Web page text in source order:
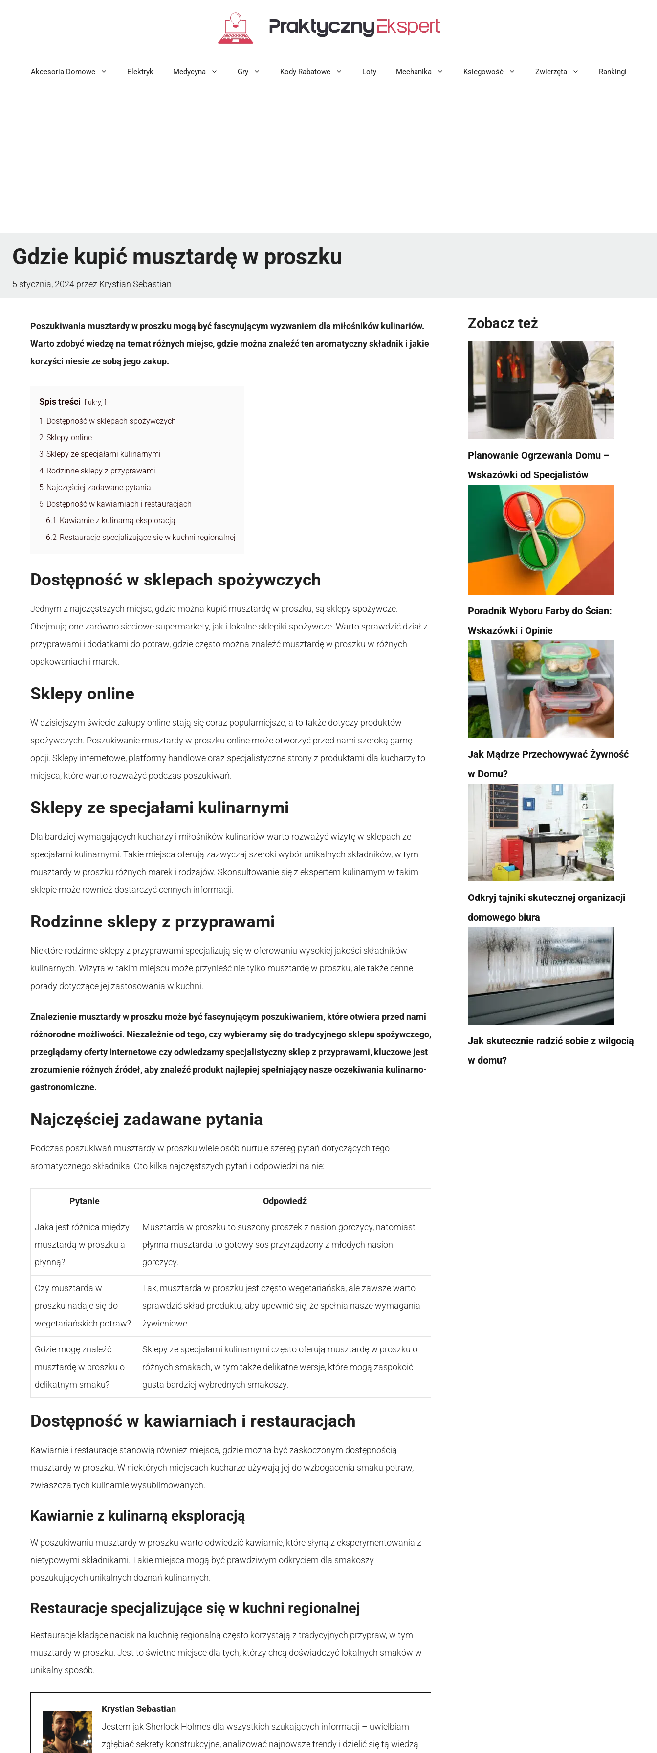
Akcesoria Domowe Elektryk Medycyna Gry Kody Rabatowe Loty Mechanika Ksiegowość Zwierzęta Rankingi
Gdzie kupić musztardę w proszku
5 stycznia, 2024 przez Krystian Sebastian
Poszukiwania musztardy w proszku mogą być fascynującym wyzwaniem dla miłośników kulinariów.
Warto zdobyć wiedzę na temat różnych miejsc, gdzie można znaleźć ten aromatyczny składnik i jakie
korzyści niesie ze sobą jego zakup.
Spis treści ukryj
1
Dostępność w sklepach spożywczych
2 Sklepy online
3 Sklepy ze specjałami kulinarnymi
4 Rodzinne sklepy z przyprawami
5 Najczęściej zadawane pytania
6 Dostępność w kawiarniach i restauracjach
6.1
Kawiarnie z kulinarną eksploracją
6.2 Restauracje specjalizujące się w kuchni regionalnej
Dostępność w sklepach spożywczych
Jednym z najczęstszych miejsc, gdzie można kupić musztardę w proszku, są sklepy spożywcze.
Obejmują one zarówno sieciowe supermarkety, jak i lokalne sklepiki spożywcze. Warto sprawdzić dział z
przyprawami i dodatkami do potraw, gdzie często można znaleźć musztardę w proszku w różnych
opakowaniach i marek.
Sklepy online
W dzisiejszym świecie zakupy online stają się coraz popularniejsze, a to także dotyczy produktów
spożywczych. Poszukiwanie musztardy w proszku online może otworzyć przed nami szeroką gamę
opcji. Sklepy internetowe, platformy handlowe oraz specjalistyczne strony z produktami dla kucharzy to
miejsca, które warto rozważyć podczas poszukiwań.
Sklepy ze specjałami kulinarnymi
Dla bardziej wymagających kucharzy i miłośników kulinariów warto rozważyć wizytę w sklepach ze
specjałami kulinarnymi. Takie miejsca oferują zazwyczaj szeroki wybór unikalnych składników, w tym
musztardy w proszku różnych marek i rodzajów. Skonsultowanie się z ekspertem kulinarnym w takim
sklepie może również dostarczyć cennych informacji.
Rodzinne sklepy z przyprawami
Niektóre rodzinne sklepy z przyprawami specjalizują się w oferowaniu wysokiej jakości składników
kulinarnych. Wizyta w takim miejscu może przynieść nie tylko musztardę w proszku, ale także cenne
porady dotyczące jej zastosowania w kuchni.
Znalezienie musztardy w proszku może być fascynującym poszukiwaniem, które otwiera przed nami
różnorodne możliwości. Niezależnie od tego, czy wybieramy się do tradycyjnego sklepu spożywczego,
przeglądamy oferty internetowe czy odwiedzamy specjalistyczny sklep z przyprawami, kluczowe jest
zrozumienie różnych źródeł, aby znaleźć produkt najlepiej spełniający nasze oczekiwania kulinarno-
gastronomiczne.
Najczęściej zadawane pytania
Podczas poszukiwań musztardy w proszku wiele osób nurtuje szereg pytań dotyczących tego
aromatycznego składnika. Oto kilka najczęstszych pytań i odpowiedzi na nie:
Pytanie Odpowiedź
Jaka jest różnica między
musztardą w proszku a
płynną?
Musztarda w proszku to suszony proszek z nasion gorczycy, natomiast
płynna musztarda to gotowy sos przyrządzony z młodych nasion
gorczycy.
Czy musztarda w
proszku nadaje się do
wegetariańskich potraw?
Tak, musztarda w proszku jest często wegetariańska, ale zawsze warto
sprawdzić skład produktu, aby upewnić się, że spełnia nasze wymagania
żywieniowe.
Gdzie mogę znaleźć
musztardę w proszku o
delikatnym smaku?
Sklepy ze specjałami kulinarnymi często oferują musztardę w proszku o
różnych smakach, w tym także delikatne wersje, które mogą zaspokoić
gusta bardziej wybrednych smakoszy.
Dostępność w kawiarniach i restauracjach
Kawiarnie i restauracje stanowią również miejsca, gdzie można być zaskoczonym dostępnością
musztardy w proszku. W niektórych miejscach kucharze używają jej do wzbogacenia smaku potraw,
zwłaszcza tych kulinarnie wysublimowanych.
Kawiarnie z kulinarną eksploracją
W poszukiwaniu musztardy w proszku warto odwiedzić kawiarnie, które słyną z eksperymentowania z
nietypowymi składnikami. Takie miejsca mogą być prawdziwym odkryciem dla smakoszy
poszukujących unikalnych doznań kulinarnych.
Restauracje specjalizujące się w kuchni regionalnej
Restauracje kładące nacisk na kuchnię regionalną często korzystają z tradycyjnych przypraw, w tym
musztardy w proszku. Jest to świetne miejsce dla tych, którzy chcą doświadczyć lokalnych smaków w
unikalny sposób.
Krystian Sebastian
Jestem jak Sherlock Holmes dla wszystkich szukających informacji – uwielbiam
zgłębiać sekrety konstrukcyjne, analizować najnowsze trendy i dzielić się tą wiedzą
Zobacz też
Planowanie Ogrzewania Domu –
Wskazówki od Specjalistów
Poradnik Wyboru Farby do Ścian:
Wskazówki i Opinie
Jak Mądrze Przechowywać Żywność
w Domu?
Odkryj tajniki skutecznej organizacji
domowego biura
Jak skutecznie radzić sobie z wilgocią
w domu?